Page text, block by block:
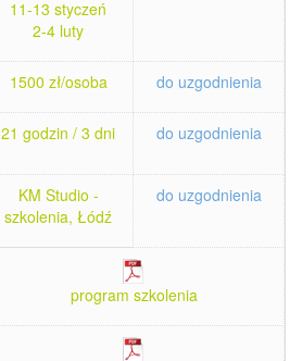
11-13 styczeń
2-4 luty
1500 zł/osoba do uzgodnienia
21 godzin / 3 dni do uzgodnienia
KM Studio -
szkolenia, Łódź
do uzgodnienia
program szkolenia